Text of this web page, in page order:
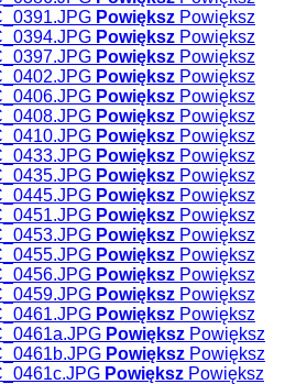
Powiększ Powiększ
Powiększ Powiększ
Powiększ Powiększ
Powiększ Powiększ
Powiększ Powiększ
Powiększ Powiększ
Powiększ Powiększ
Powiększ Powiększ
Powiększ Powiększ
Powiększ Powiększ
Powiększ Powiększ
Powiększ Powiększ
Powiększ Powiększ
Powiększ Powiększ
Powiększ Powiększ
Powiększ Powiększ
Powiększ Powiększ
Powiększ Powiększ
Powiększ Powiększ